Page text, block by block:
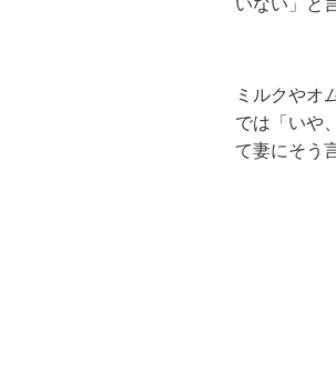
いない」と
ミルクやオ
では「いや
て妻にそう